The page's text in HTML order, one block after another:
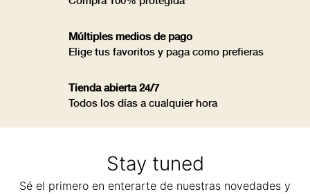
Múltiples medios de pago
Elige tus favoritos y paga como prefieras
Tienda abierta 24/7
Todos los días a cualquier hora
Stay tuned
Sé el primero en enterarte de nuestras novedades y